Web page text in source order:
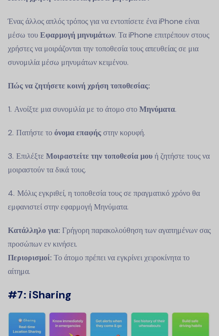
Ένας άλλος απλός τρόπος για να εντοπίσετε ένα iPhone είναι
μέσω τουΕφαρμογή μηνυμάτων. Τα iPhone επιτρέπουν στους
χρήστες να μοιράζονται την τοποθεσία τους απευθείας σε μια
συνομιλία μέσω μηνυμάτων κειμένου.
Πώς να ζητήσετε κοινή χρήση τοποθεσίας:
Ανοίξτε μια συνομιλία με το άτομο στοΜηνύματα.
Πατήστε τοόνομα επαφήςστην κορυφή.
Επιλέξτε Μοιραστείτε την τοποθεσία μουή ζητήστε τους να
μοιραστούν τα δικά τους.
Μόλις εγκριθεί, η τοποθεσία τους σε πραγματικό χρόνο θα
εμφανιστεί στην εφαρμογή Μηνύματα.
Κατάλληλο για: Γρήγορη παρακολούθηση των αγαπημένων σας
προσώπων εν κινήσει.
Περιορισμοί: Το άτομο πρέπει να εγκρίνει χειροκίνητα το
αίτημα.
#7: iSharing